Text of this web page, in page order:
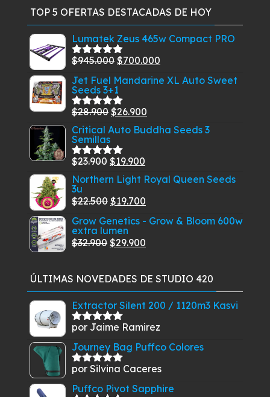
se
elegir
en
la
página
de
producto
TOP 5 OFERTAS DESTACADAS DE HOY
Lumatek Zeus 465w Compact PRO
Valorado
5
$945.000 El
precio
original
era:
$945.000.
$700.000
precio
Jet Fuel Mandarine XL Auto Sweet
Seeds 3+1
Valorado
con 5.00 de
5
$28.900 El
precio
era:
$26.900
precio
Critical Auto Buddha Seeds 3
Semillas
Valorado
con
5.00
de
5
$23.900 El
precio
era:
$23.900.
$19.900
precio
es:
$19.900.
Northern Light Royal Queen Seeds
3u
$22.500 El
precio
original
era:
$19.700
precio
es:
Grow Genetics - Grow & Bloom 600w
extra lumen
$32.900 El
original
$32.900.
$29.900
actual
$29.900.
ÚLTIMAS NOVEDADES DE STUDIO 420
Extractor Silent 200 / 1120m3 Kasvi
Valorado
por Jaime Ramirez
Journey Bag Puffco Colores
Valorado
por Silvina Caceres
Puffco Pivot Sapphire